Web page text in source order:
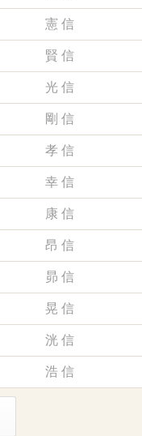
憲 信
賢 信
光 信
剛 信
孝 信
幸 信
康 信
昂 信
昴 信
晃 信
洸 信
浩 信